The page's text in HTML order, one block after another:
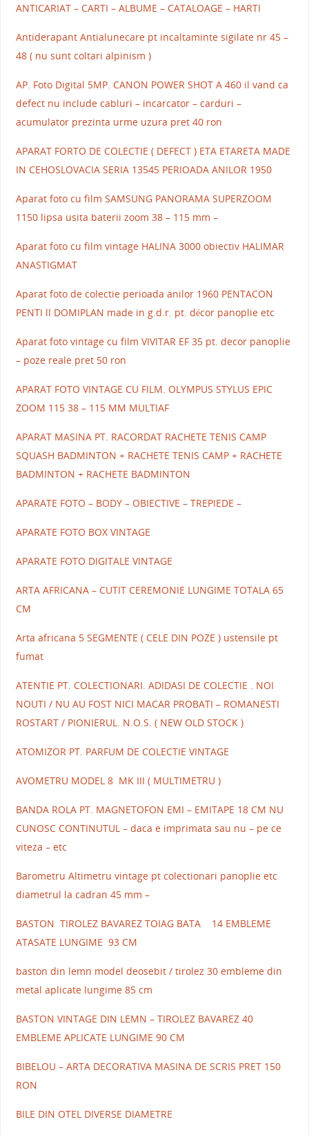
ANTICARIAT – CARTI – ALBUME – CATALOAGE – HARTI
Antiderapant Antialunecare pt incaltaminte sigilate nr 45 –
48 ( nu sunt coltari alpinism )
AP. Foto Digital 5MP. CANON POWER SHOT A 460 il vand ca
defect nu include cabluri – incarcator – carduri –
acumulator prezinta urme uzura pret 40 ron
APARAT FORTO DE COLECTIE ( DEFECT ) ETA ETARETA MADE
IN CEHOSLOVACIA SERIA 13545 PERIOADA ANILOR 1950
Aparat foto cu film SAMSUNG PANORAMA SUPERZOOM
1150 lipsa usita baterii zoom 38 – 115 mm –
Aparat foto cu film vintage HALINA 3000 obiectiv HALIMAR
ANASTIGMAT
Aparat foto de colectie perioada anilor 1960 PENTACON
PENTI ll DOMIPLAN made in g.d.r. pt. décor panoplie etc
Aparat foto vintage cu film VIVITAR EF 35 pt. decor panoplie
– poze reale pret 50 ron
APARAT FOTO VINTAGE CU FILM. OLYMPUS STYLUS EPIC
ZOOM 115 38 – 115 MM MULTIAF
APARAT MASINA PT. RACORDAT RACHETE TENIS CAMP
SQUASH BADMINTON + RACHETE TENIS CAMP + RACHETE
BADMINTON + RACHETE BADMINTON
APARATE FOTO – BODY – OBIECTIVE – TREPIEDE –
APARATE FOTO BOX VINTAGE
APARATE FOTO DIGITALE VINTAGE
ARTA AFRICANA – CUTIT CEREMONIE LUNGIME TOTALA 65
CM
Arta africana 5 SEGMENTE ( CELE DIN POZE ) ustensile pt
fumat
ATENTIE PT. COLECTIONARI. ADIDASI DE COLECTIE . NOI
NOUTI / NU AU FOST NICI MACAR PROBATI – ROMANESTI
ROSTART / PIONIERUL. N.O.S. ( NEW OLD STOCK )
ATOMIZOR PT. PARFUM DE COLECTIE VINTAGE
AVOMETRU MODEL 8 MK III ( MULTIMETRU )
BANDA ROLA PT. MAGNETOFON EMI – EMITAPE 18 CM NU
CUNOSC CONTINUTUL – daca e imprimata sau nu – pe ce
viteza – etc
Barometru Altimetru vintage pt colectionari panoplie etc
diametrul la cadran 45 mm –
BASTON TIROLEZ BAVAREZ TOIAG BATA 14 EMBLEME
ATASATE LUNGIME 93 CM
baston din lemn model deosebit / tirolez 30 embleme din
metal aplicate lungime 85 cm
BASTON VINTAGE DIN LEMN – TIROLEZ BAVAREZ 40
EMBLEME APLICATE LUNGIME 90 CM
BIBELOU – ARTA DECORATIVA MASINA DE SCRIS PRET 150
RON
BILE DIN OTEL DIVERSE DIAMETRE